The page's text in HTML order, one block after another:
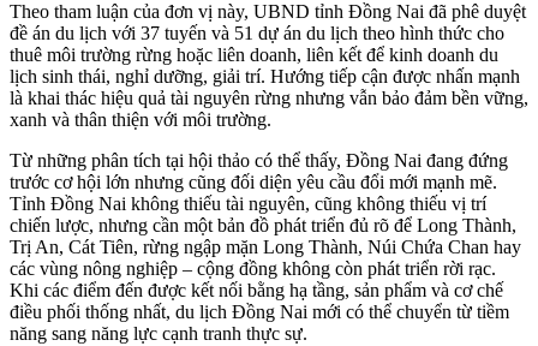
Theo tham luận của đơn vị này, UBND tỉnh Đồng Nai đã phê duyệt
đề án du lịch với 37 tuyến và 51 dự án du lịch theo hình thức cho
thuê môi trường rừng hoặc liên doanh, liên kết để kinh doanh du
lịch sinh thái, nghỉ dưỡng, giải trí. Hướng tiếp cận được nhấn mạnh
là khai thác hiệu quả tài nguyên rừng nhưng vẫn bảo đảm bền vững,
xanh và thân thiện với môi trường.
Từ những phân tích tại hội thảo có thể thấy, Đồng Nai đang đứng
trước cơ hội lớn nhưng cũng đối diện yêu cầu đổi mới mạnh mẽ.
Tỉnh Đồng Nai không thiếu tài nguyên, cũng không thiếu vị trí
chiến lược, nhưng cần một bản đồ phát triển đủ rõ để Long Thành,
Trị An, Cát Tiên, rừng ngập mặn Long Thành, Núi Chứa Chan hay
các vùng nông nghiệp – cộng đồng không còn phát triển rời rạc.
Khi các điểm đến được kết nối bằng hạ tầng, sản phẩm và cơ chế
điều phối thống nhất, du lịch Đồng Nai mới có thể chuyển từ tiềm
năng sang năng lực cạnh tranh thực sự.